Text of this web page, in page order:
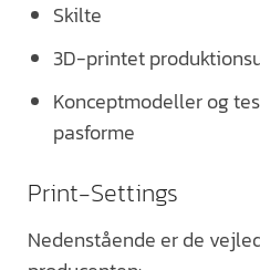
Skilte
3D-printet
Konceptmodeller og
pasforme
Print-Settings
Nedenstående er de